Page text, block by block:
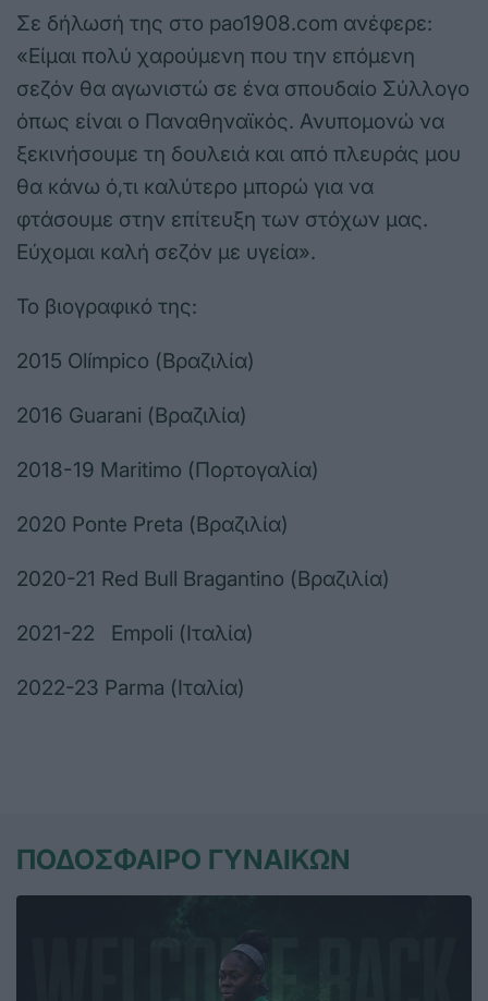
Σε δήλωσή της στο pao1908.com ανέφερε:
«Είμαι πολύ χαρούμενη που την επόμενη
σεζόν θα αγωνιστώ σε ένα σπουδαίο Σύλλογο
όπως είναι ο Παναθηναϊκός. Ανυπομονώ να
ξεκινήσουμε τη δουλειά και από πλευράς μου
θα κάνω ό,τι καλύτερο μπορώ για να
φτάσουμε στην επίτευξη των στόχων μας.
Εύχομαι καλή σεζόν με υγεία».
Το βιογραφικό της:
2015 Olímpico (Βραζιλία)
2016 Guarani (Βραζιλία)
2018-19 Maritimo (Πορτογαλία)
2020 Ponte Preta (Βραζιλία)
2020-21 Red Bull Bragantino (Βραζιλία)
2021-22 Empoli (Ιταλία)
2022-23 Parma (Ιταλία)
ΠΟΔΟΣΦΑΙΡΟ ΓΥΝΑΙΚΩΝ